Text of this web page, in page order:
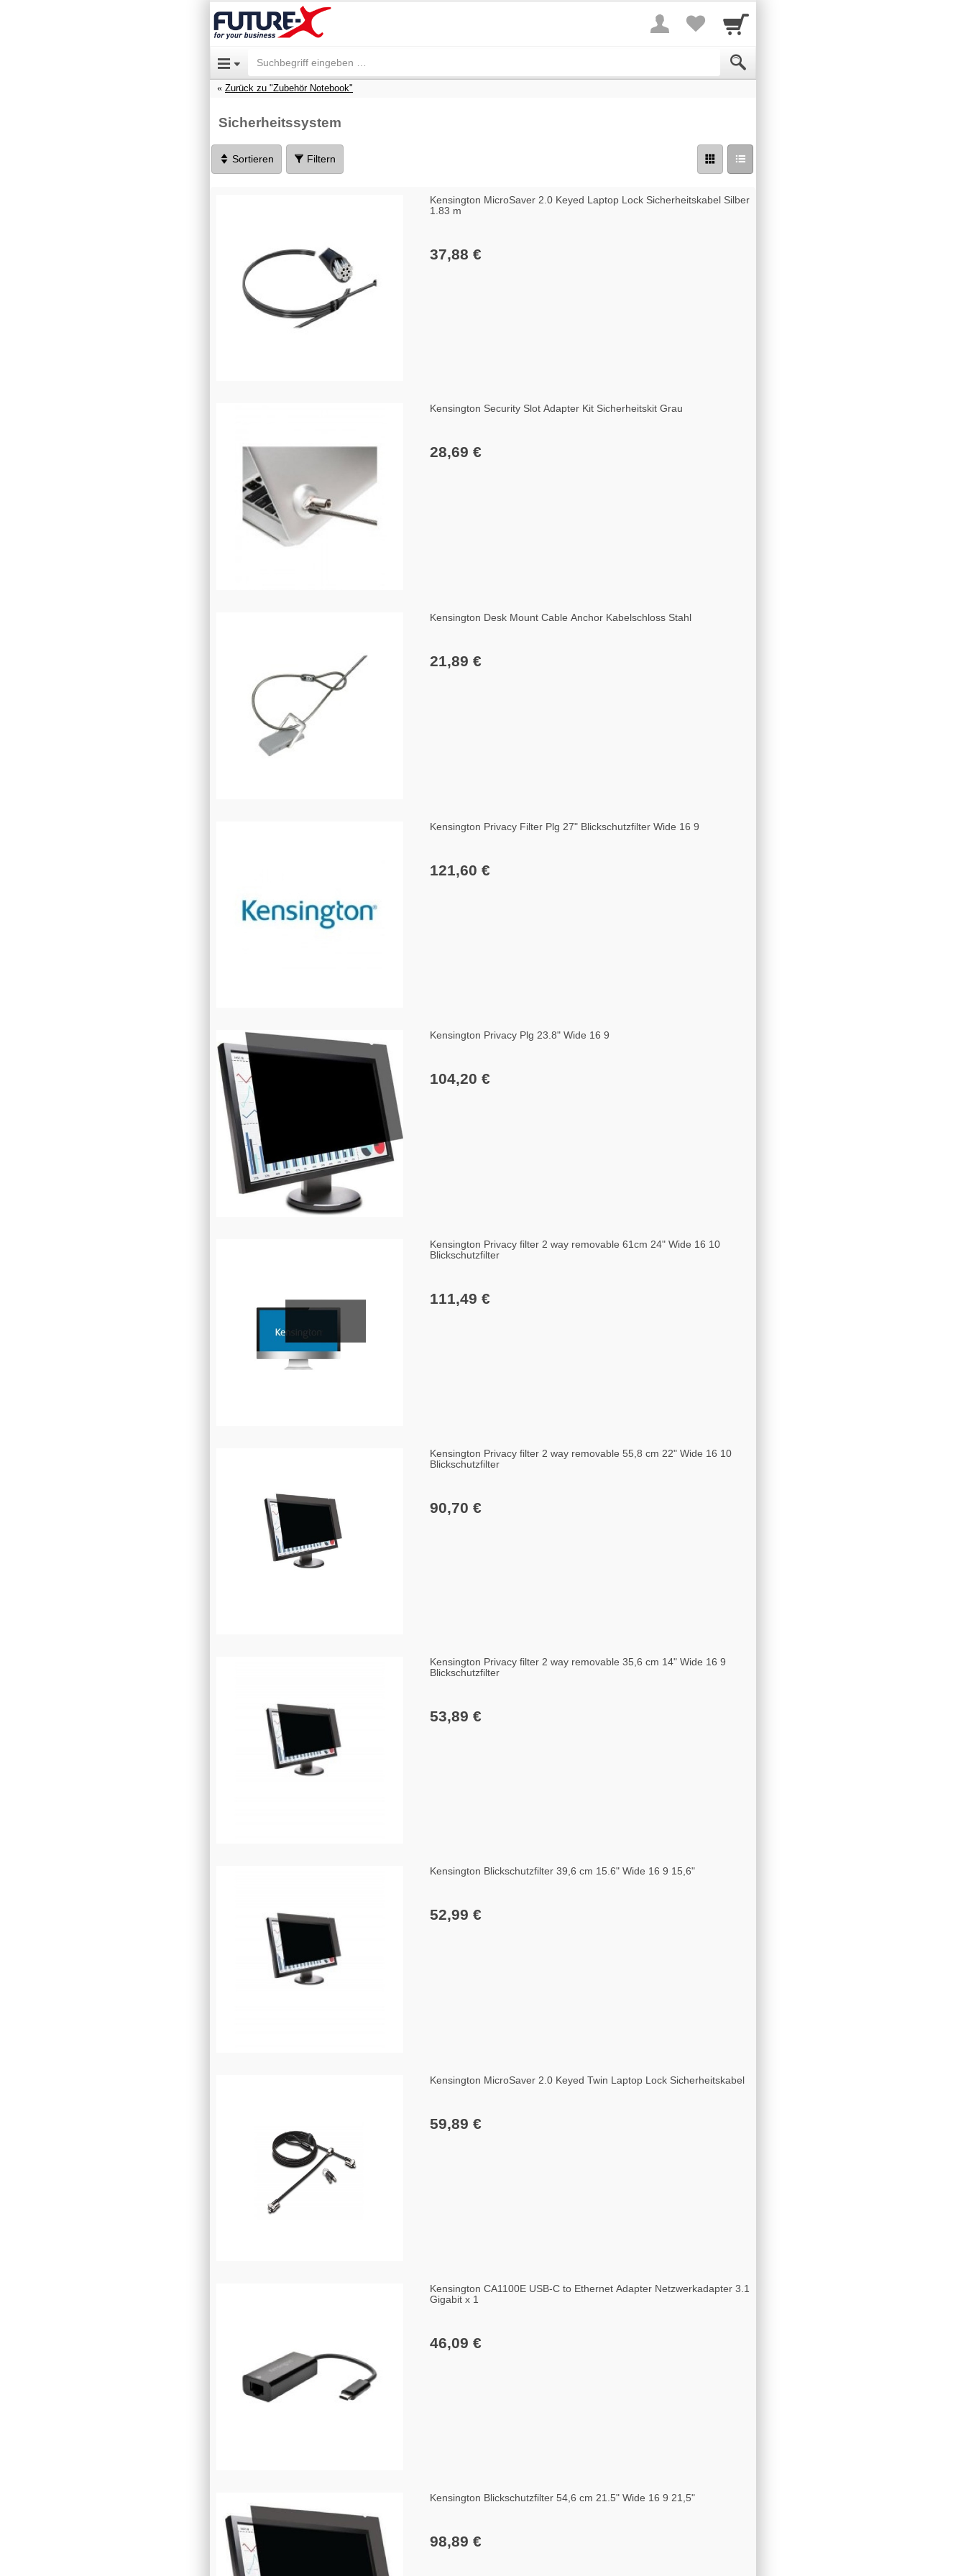
Zurück zu "Zubehör Notebook"
Sicherheitssystem
Sortieren Filtern
Kensington MicroSaver 2.0 Keyed Laptop Lock Sicherheitskabel Silber
1.83 m
37,88 €
Kensington Security Slot Adapter Kit Sicherheitskit Grau
28,69 €
Kensington Desk Mount Cable Anchor Kabelschloss Stahl
21,89 €
Kensington Privacy Filter Plg 27" Blickschutzfilter Wide 16 9
121,60 €
Kensington Privacy Plg 23.8" Wide 16 9
104,20 €
Kensington Privacy filter 2 way removable 61cm 24" Wide 16 10
Blickschutzfilter
111,49 €
Kensington Privacy filter 2 way removable 55,8 cm 22" Wide 16 10
Blickschutzfilter
90,70 €
Kensington Privacy filter 2 way removable 35,6 cm 14" Wide 16 9
Blickschutzfilter
53,89 €
Kensington Blickschutzfilter 39,6 cm 15.6" Wide 16 9 15,6"
52,99 €
Kensington MicroSaver 2.0 Keyed Twin Laptop Lock Sicherheitskabel
59,89 €
Kensington CA1100E USB-C to Ethernet Adapter Netzwerkadapter 3.1
Gigabit x 1
46,09 €
Kensington Blickschutzfilter 54,6 cm 21.5" Wide 16 9 21,5"
98,89 €